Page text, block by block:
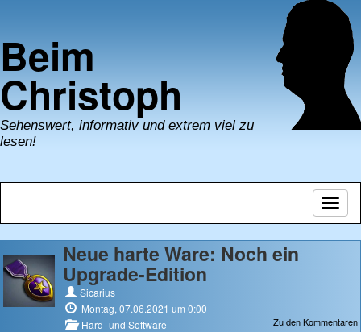
Beim
Christoph
Sehenswert, informativ und extrem viel zu
lesen!
Neue harte Ware: Noch ein
Upgrade-Edition
Sicarius
Montag, 07.06.2021 um 0:00
Zu den Kommentaren
Hard- und Software